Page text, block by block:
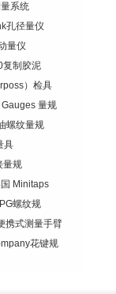
系统
孔径量仪
量仪
复制胶泥
）检具
量规
螺纹量规
具
量规
Minitaps
螺纹规
携式测量手臂
花键规